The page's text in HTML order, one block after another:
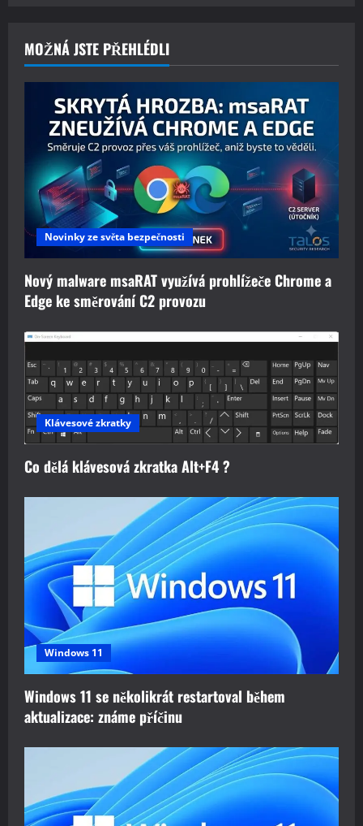
MOŽNÁ JSTE PŘEHLÉDLI
Novinky ze světa bezpečnosti
Nový malware msaRAT využívá prohlížeče Chrome a
Edge ke směrování C2 provozu
Klávesové zkratky
Co dělá klávesová zkratka Alt+F4 ?
Windows 11
Windows 11 se několikrát restartoval během
aktualizace: známe příčinu